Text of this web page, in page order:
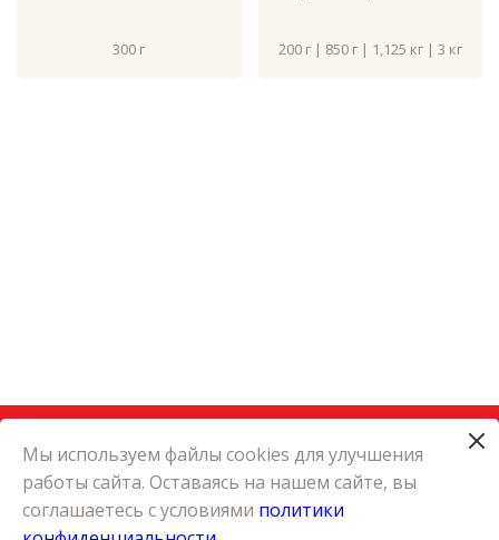
300 г 200 г | 850 г | 1,125 кг | 3 кг
КАТАЛОГ
КАРЬЕРА
Мы используем файлы cookies для улучшения
работы сайта. Оставаясь на нашем сайте, вы
соглашаетесь с условиями политики